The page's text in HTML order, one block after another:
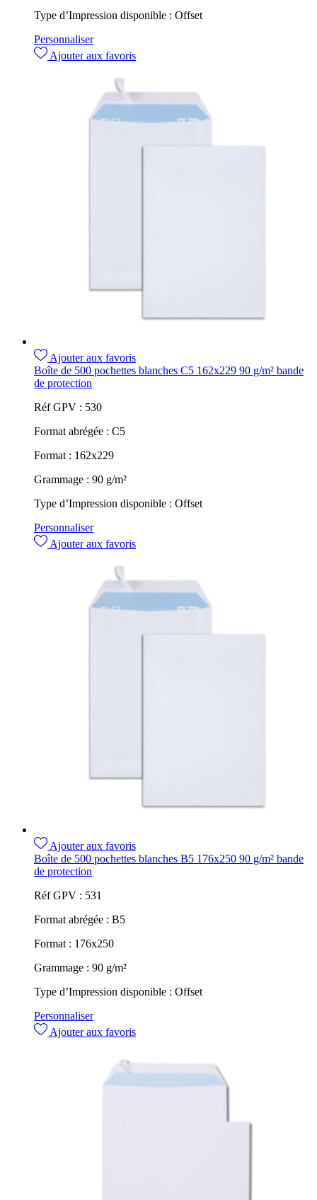
Type d’Impression disponible : Offset
Personnaliser
Ajouter aux favoris
Ajouter aux favoris
Boîte de 500 pochettes blanches C5 162x229 90 g/m² bande
de protection
Réf GPV : 530
Format abrégée : C5
Format : 162x229
Grammage : 90 g/m²
Type d’Impression disponible : Offset
Personnaliser
Ajouter aux favoris
Ajouter aux favoris
Boîte de 500 pochettes blanches B5 176x250 90 g/m² bande
de protection
Réf GPV : 531
Format abrégée : B5
Format : 176x250
Grammage : 90 g/m²
Type d’Impression disponible : Offset
Personnaliser
Ajouter aux favoris